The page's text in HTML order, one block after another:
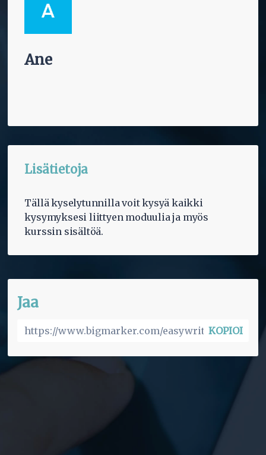
Ane
Lisätietoja
Tällä kyselytunnilla voit kysyä kaikki
kysymyksesi liittyen moduulia ja myös
kurssin sisältöä.
Jaa
KOPIOI